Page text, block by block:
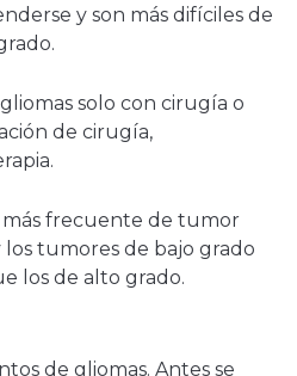
y son más difíciles de
solo con cirugía o
de cirugía,
más frecuente de tumor
los tumores de bajo grado
los de alto grado.
de gliomas. Antes se